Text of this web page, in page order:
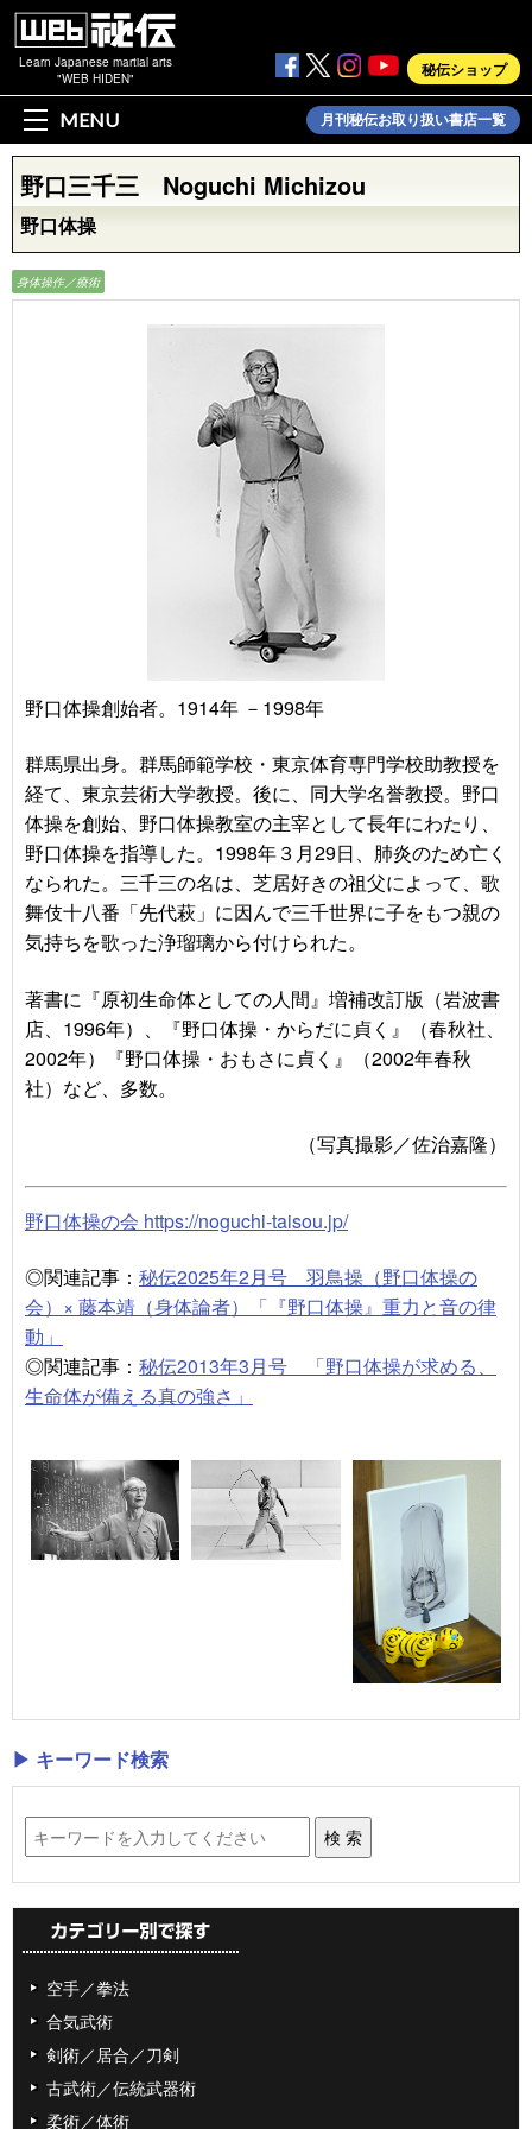
Learn Japanese martial arts
"WEB HIDEN"
秘伝ショップ
MENU 月刊秘伝お取り扱い書店一覧
野口三千三 Noguchi Michizou
野口体操
身体操作／療術
野口体操創始者。 1914年 －1998年
群馬県出身。 群馬師範学校・東京体育専門学校助教授を
経て、東京芸術大学教授。後に、同大学名誉教授。野口
体操を創始、野口体操教室の主宰として長年にわたり、
野口体操を指導した。1998年３月29日、肺炎のため亡く
なられた。三千三の名は、芝居好きの祖父によって、歌
舞伎十八番「先代萩」に因んで三千世界に子をもつ親の
気持ちを歌った浄瑠璃から付けられた。
著書に『原初生命体としての人間』増補改訂版（岩波書
店、1996年）、『野口体操・からだに貞く』（春秋社、
2002年）『野口体操・おもさに貞く』（2002年春秋
社）など、多数。
（写真撮影／佐治嘉隆）
野口体操の会 https://noguchi-taisou.jp/
◎関連記事： 秘伝2025年2月号 羽鳥操（野口体操の
会）× 藤本靖（身体論者）「『野口体操』重力と音の律
動」
◎関連記事： 秘伝2013年3月号 「野口体操が求める、
生命体が備える真の強さ」
▶ キーワード検索
空手／拳法
合気武術
剣術／居合／刀剣
古武術／伝統武器術
柔術／体術